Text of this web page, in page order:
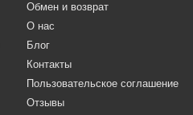
Обмен и возврат
О нас
Блог
Контакты
Пользовательское соглашение
Отзывы